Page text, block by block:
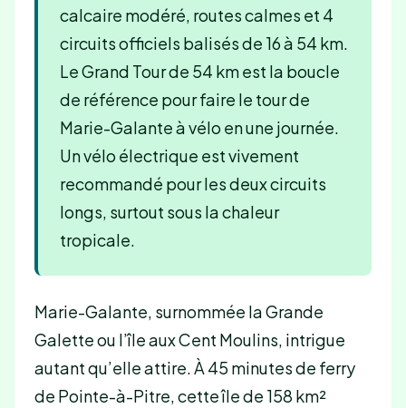
calcaire modéré, routes calmes et 4
circuits officiels balisés de 16 à 54 km.
Le Grand Tour de 54 km est la boucle
de référence pour faire le tour de
Marie-Galante à vélo en une journée.
Un vélo électrique est vivement
recommandé pour les deux circuits
longs, surtout sous la chaleur
tropicale.
Marie-Galante, surnommée la Grande
Galette ou l’île aux Cent Moulins, intrigue
autant qu’elle attire. À 45 minutes de ferry
de Pointe-à-Pitre, cette île de 158 km²